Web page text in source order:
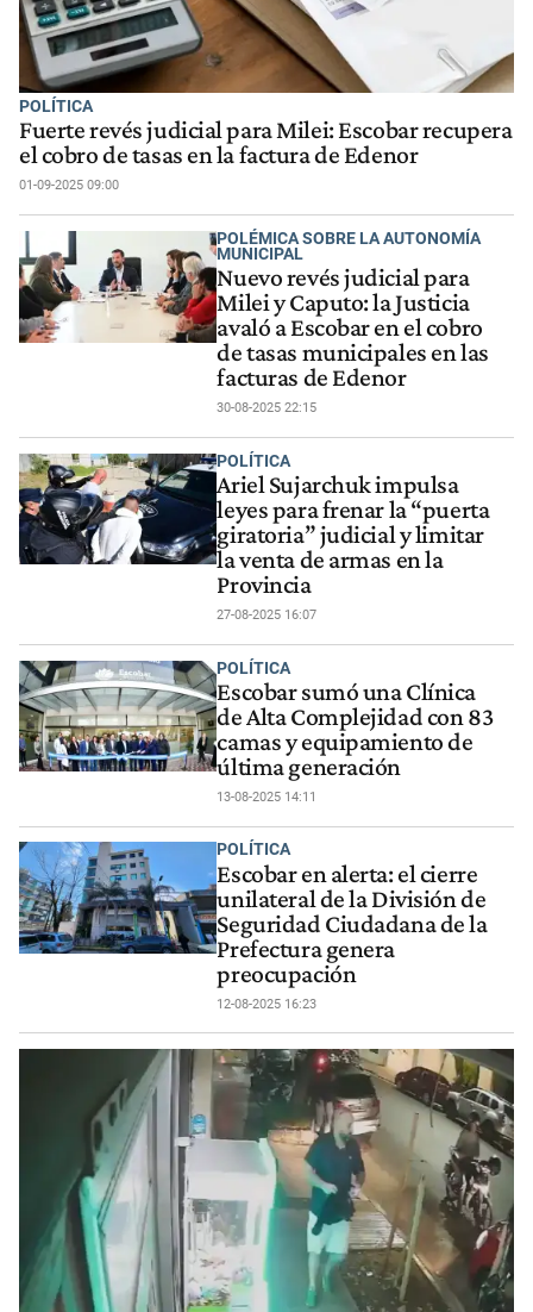
POLÍTICA
Fuerte revés judicial para Milei: Escobar recupera
el cobro de tasas en la factura de Edenor
01-09-2025 09:00
POLÉMICA SOBRE LA AUTONOMÍA
MUNICIPAL
Nuevo revés judicial para
Milei y Caputo: la Justicia
avaló a Escobar en el cobro
de tasas municipales en las
facturas de Edenor
30-08-2025 22:15
POLÍTICA
Ariel Sujarchuk impulsa
leyes para frenar la “puerta
giratoria” judicial y limitar
la venta de armas en la
Provincia
27-08-2025 16:07
POLÍTICA
Escobar sumó una Clínica
de Alta Complejidad con 83
camas y equipamiento de
última generación
13-08-2025 14:11
POLÍTICA
Escobar en alerta: el cierre
unilateral de la División de
Seguridad Ciudadana de la
Prefectura genera
preocupación
12-08-2025 16:23